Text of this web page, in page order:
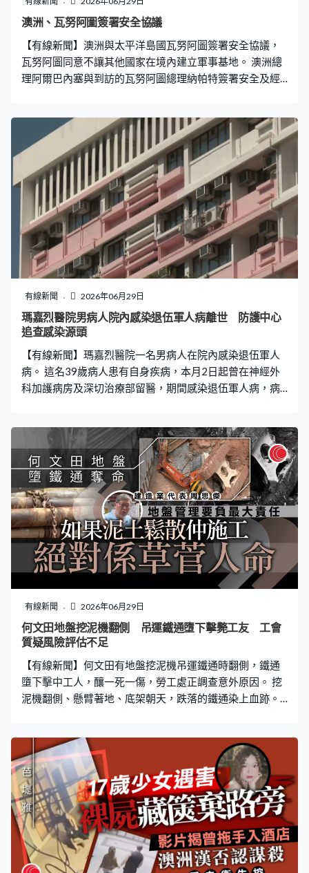
澳洲、瓦努阿圖簽署安全協議
【有線新聞】澳洲與太平洋島國瓦努阿圖簽署安全協議，
瓦努阿圖同意不讓其他國家在境內建立軍事基地。 澳洲總
理阿爾巴內塞與到訪的瓦努阿圖總理納帕特簽署安全及經
化或受外國干預，基建設施引入第三方合作前會諮詢澳
洲，但澳洲無權否決。 協議被指針對中國，瓦努阿圖正與
中國磋商發展合作協議。在北京，外交部表示中方跟太平
洋島國的合作不針對第三方，有關國家也不應該搞地緣博
弈。外交部發言人郭嘉昆：「中方始終秉持相互尊重、平
等相待、互利共贏、開放包容的原則，同包括瓦努阿圖在
內的太平洋島國開展各領域的務實合作，我們希望有關國
家同太平洋島國開展合作，真正有利於島國地區的發展和
穩定，不應該針對第三方，更不應藉此搞地緣博弈。」
有線新聞 2026年06月29日
瑪嘉烈醫院男病人院內感染退伍軍人病離世 防護中心
追查感染源頭
【有線新聞】瑪嘉烈醫院一名男病人在院內感染退伍軍人
病。 這名39歲病人患有自身疾病，本月2日起曾在神經外
科加護病房及深切治療部留醫，期間感染退伍軍人病，病
花灑頭，於水龍頭加裝特定規格細菌過濾器以及額外提供
經煮沸的水或樽裝蒸餾水予病人。
有線新聞 2026年06月29日
何文田地盤挖泥機翻側 吊運鐵通墮下擊斃工友 工會
質疑風險評估不足
【有線新聞】何文田有地盤挖泥機吊運鐵通時翻側，鐵通
墮下擊中工人，釀一死一傷，勞工處正調查意外原因。 挖
泥機翻側、懸臂著地、底架朝天，跌落的鐵通染上血跡。
至30條鐵通墮下，擊中機器旁邊一名41歲男工人，他頭、
頸、手部受傷，送往廣華醫院後不治。另外一名30歲負責
操作挖泥機的男工人手部受傷，清醒送院。 有建造業代表
質疑施工前的風險評估不足，強調吊運期間應有圍封區防
止工人接近。香港建造業總工會理事長周思傑：「我相信
是數天前大雨引致泥土鬆散，問題是施工前有沒有做好風
險評估才安排工人施工，地盤管理絕對需要負上最大的責
任。如果泥土鬆散仍安排安排工人施工，絕對是草菅人